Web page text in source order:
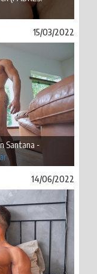
15/03/2022
Santana -
14/06/2022